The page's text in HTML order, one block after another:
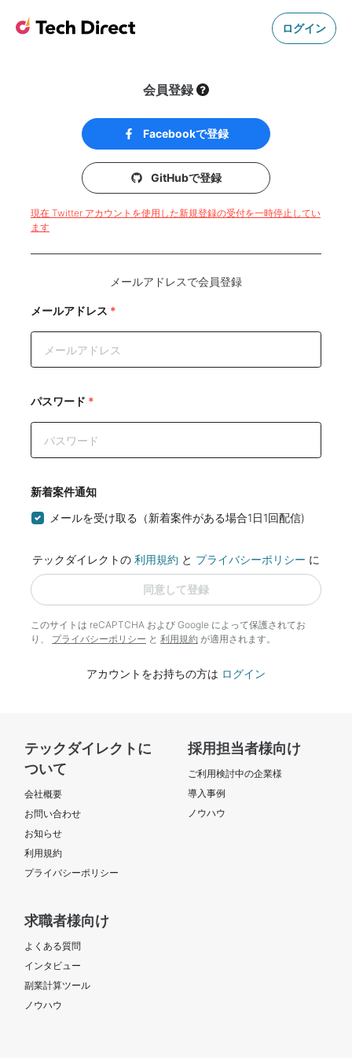
ログイン
会員登録
Facebookで登録
GitHubで登録
現在 Twitter アカウントを使用した新規登録の受付を一時停止してい
ます
メールアドレスで会員登録
メールアドレス *
パスワード *
新着案件通知
メールを受け取る（新着案件がある場合1日1回配信)
テックダイレクトの 利用規約 と プライバシーポリシー に
同意して登録
このサイトは reCAPTCHA および Google によって保護されてお
り、 プライバシーポリシー と 利用規約 が適用されます。
アカウントをお持ちの方は ログイン
テックダイレクトに
ついて
会社概要
お問い合わせ
お知らせ
利用規約
プライバシーポリシー
採用担当者様向け
ご利用検討中の企業様
導入事例
ノウハウ
求職者様向け
よくある質問
インタビュー
副業計算ツール
ノウハウ